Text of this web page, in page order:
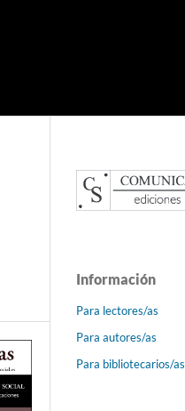
Información
Para lectores/as
Para autores/as
Para bibliotecarios/as